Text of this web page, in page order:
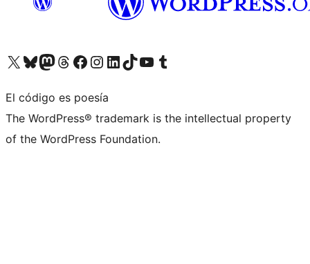
Visita nuestra cuenta de X (anteriormente Twitter)
Visita nuestra cuenta de Bluesky
Visita nuestra cuenta de Mastodon
Visita nuestra cuenta de Threads
Visita nuestra página de Facebook
Visita nuestra cuenta de Instagram
Visita nuestra cuenta de LinkedIn
Visita nuestra cuenta de TikTok
Visita nuestro canal de YouTube
Visita nuestra cuenta de Tumblr
El código es poesía
The WordPress® trademark is the intellectual property
of the WordPress Foundation.